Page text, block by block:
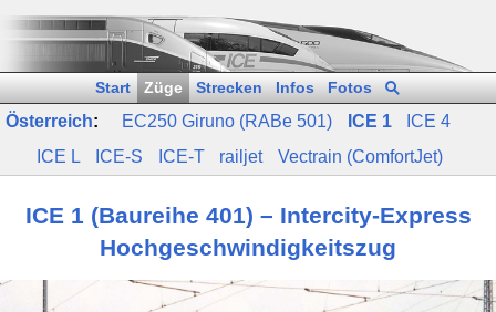
Start Züge Strecken Infos Fotos
Österreich: EC250 Giruno (RABe 501) ICE 1
ICE 4
ICE L
ICE‑S ICE‑T railjet Vectrain (ComfortJet)
ICE 1 (Baureihe 401) – Intercity-Express
Hochgeschwindigkeitszug